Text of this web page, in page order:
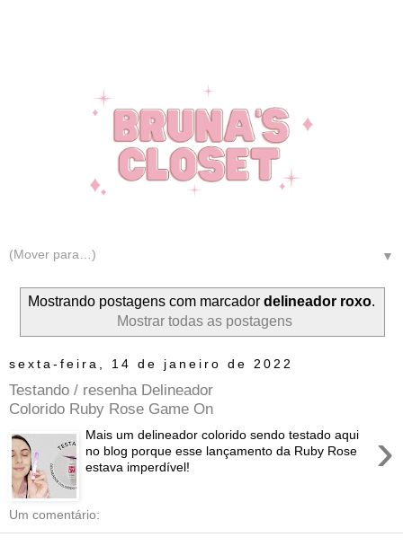
▼
Mostrando postagens com marcador delineador roxo.
Mostrar todas as postagens
sexta-feira, 14 de janeiro de 2022
Testando / resenha Delineador
Colorido Ruby Rose Game On
›
Mais um delineador colorido sendo testado aqui
no blog porque esse lançamento da Ruby Rose
estava imperdível!
Um comentário: